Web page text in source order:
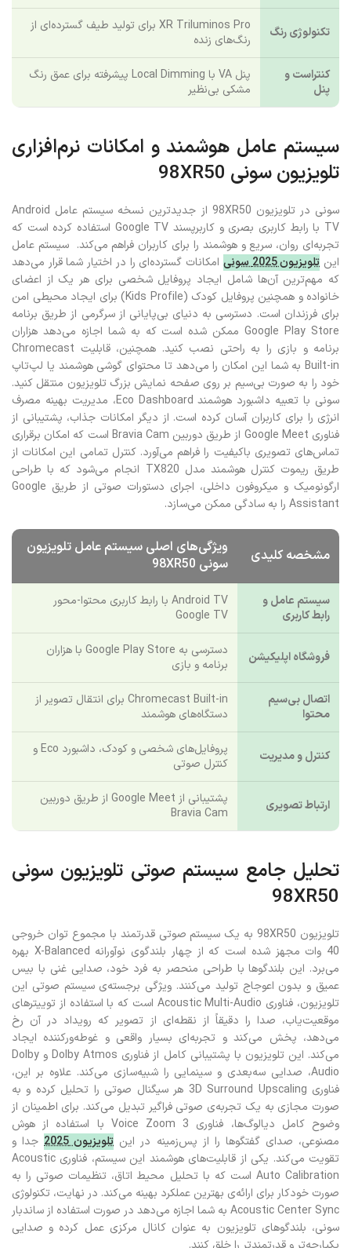
تکنولوژی رنگ
XR Triluminos Pro برای تولید طیف گسترده‌ای از
رنگ‌های زنده
کنتراست و
پنل
پنل VA با Local Dimming پیشرفته برای عمق رنگ
مشکی بی‌نظیر
سیستم عامل هوشمند و امکانات نرم‌افزاری
تلویزیون سونی 98XR50
سونی در تلویزیون 98XR50 از جدیدترین نسخه سیستم عامل Android
TV با رابط کاربری بصری و کاربرپسند Google TV استفاده کرده است که
تجربه‌ای روان، سریع و هوشمند را برای کاربران فراهم می‌کند. سیستم عامل
این تلویزیون 2025 سونی
امکانات گسترده‌ای را در اختیار شما قرار می‌دهد
که مهم‌ترین آن‌ها شامل ایجاد پروفایل شخصی برای هر یک از اعضای
خانواده و همچنین پروفایل کودک (Kids Profile) برای ایجاد محیطی امن
برای فرزندان است. دسترسی به دنیای بی‌پایانی از سرگرمی از طریق برنامه
Google Play Store ممکن شده است که به شما اجازه می‌دهد هزاران
برنامه و بازی را به راحتی نصب کنید. همچنین، قابلیت Chromecast
Built-in به شما این امکان را می‌دهد تا محتوای گوشی هوشمند یا لپ‌تاپ
خود را به صورت بی‌سیم بر روی صفحه نمایش بزرگ تلویزیون منتقل کنید.
سونی با تعبیه داشبورد هوشمند Eco Dashboard، مدیریت بهینه مصرف
انرژی را برای کاربران آسان کرده است. از دیگر امکانات جذاب، پشتیبانی از
فناوری Google Meet از طریق دوربین Bravia Cam است که امکان برقراری
تماس‌های تصویری باکیفیت را فراهم می‌آورد. کنترل تمامی این امکانات از
طریق ریموت کنترل هوشمند مدل TX820 انجام می‌شود که با طراحی
ارگونومیک و میکروفون داخلی، اجرای دستورات صوتی از طریق Google
Assistant را به سادگی ممکن می‌سازد.
مشخصه کلیدی
ویژگی‌های اصلی سیستم عامل تلویزیون
سونی 98XR50
سیستم عامل و
رابط کاربری
Android TV با رابط کاربری محتوا-محور
Google TV
فروشگاه اپلیکیشن
دسترسی به Google Play Store با هزاران
برنامه و بازی
اتصال بی‌سیم
محتوا
Chromecast Built-in برای انتقال تصویر از
دستگاه‌های هوشمند
کنترل و مدیریت
پروفایل‌های شخصی و کودک، داشبورد Eco و
کنترل صوتی
ارتباط تصویری
پشتیبانی از Google Meet از طریق دوربین
Bravia Cam
تحلیل جامع سیستم صوتی تلویزیون سونی
98XR50
تلویزیون 98XR50 به یک سیستم صوتی قدرتمند با مجموع توان خروجی
40 وات مجهز شده است که از چهار بلندگوی نوآورانه X-Balanced بهره
می‌برد. این بلندگوها با طراحی منحصر به فرد خود، صدایی غنی با بیس
عمیق و بدون اعوجاج تولید می‌کنند. ویژگی برجسته‌ی سیستم صوتی این
تلویزیون، فناوری Acoustic Multi-Audio است که با استفاده از توییترهای
موقعیت‌یاب، صدا را دقیقاً از نقطه‌ای از تصویر که رویداد در آن رخ
می‌دهد، پخش می‌کند و تجربه‌ای بسیار واقعی و غوطه‌ورکننده ایجاد
می‌کند. این تلویزیون با پشتیبانی کامل از فناوری Dolby Atmos و Dolby
Audio، صدایی سه‌بعدی و سینمایی را شبیه‌سازی می‌کند. علاوه بر این،
فناوری 3D Surround Upscaling هر سیگنال صوتی را تحلیل کرده و به
صورت مجازی به یک تجربه‌ی صوتی فراگیر تبدیل می‌کند. برای اطمینان از
وضوح کامل دیالوگ‌ها، فناوری Voice Zoom 3 با استفاده از هوش
مصنوعی، صدای گفتگوها را از پس‌زمینه در این تلویزیون 2025
جدا و
تقویت می‌کند. یکی از قابلیت‌های هوشمند این سیستم، فناوری Acoustic
Auto Calibration است که با تحلیل محیط اتاق، تنظیمات صوتی را به
صورت خودکار برای ارائه‌ی بهترین عملکرد بهینه می‌کند. در نهایت، تکنولوژی
Acoustic Center Sync به شما اجازه می‌دهد در صورت استفاده از ساندبار
سونی، بلندگوهای تلویزیون به عنوان کانال مرکزی عمل کرده و صدایی